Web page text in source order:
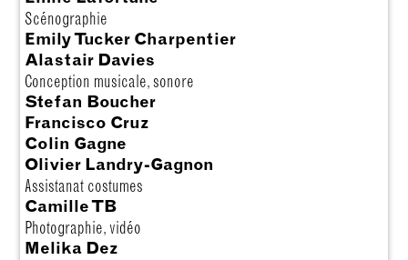
Scénographie
Emily Tucker Charpentier
Alastair Davies
Conception musicale, sonore
Stefan Boucher
Francisco Cruz
Colin Gagne
Olivier Landry-Gagnon
Assistanat costumes
Camille TB
Photographie, vidéo
Melika Dez